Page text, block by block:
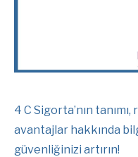
4 C Sigorta’nın
avantajlar hakkında
güvenliğinizi artırın!